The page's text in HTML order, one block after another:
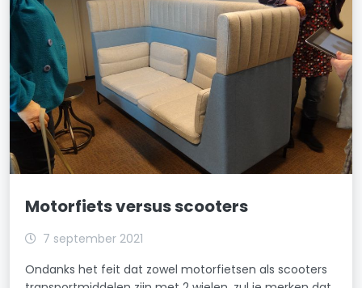
Motorfiets versus scooters
7 september 2021
Ondanks het feit dat zowel motorfietsen als scooters